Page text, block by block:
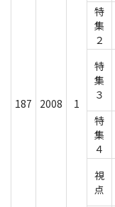
187 2008 1
特
集
２
特
集
３
特
集
４
視
点